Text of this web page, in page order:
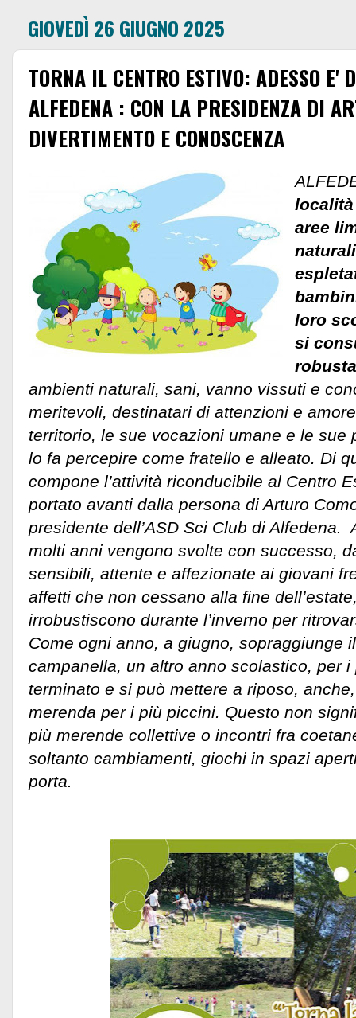
GIOVEDÌ 26 GIUGNO 2025
TORNA IL CENTRO ESTIVO: ADESSO E'
ALFEDENA : CON LA PRESIDENZA DI
DIVERTIMENTO E CONOSCENZA
aree
loro
si
ambienti naturali, sani, vanno vissuti e
meritevoli, destinatari di attenzioni e
territorio, le sue vocazioni umane e le sue
lo fa percepire come fratello e alleato. Di
compone l’attività riconducibile al Centro
portato avanti dalla persona di Arturo
presidente dell’ASD Sci Club di Alfedena.
molti anni vengono svolte con successo,
sensibili, attente e affezionate ai giovani
affetti che non cessano alla fine
irrobustiscono durante l’inverno per
Come ogni anno, a giugno, sopraggiunge
campanella, un altro anno scolastico, per
terminato e si può mettere a riposo,
merenda per i più piccini. Questo non
più merende collettive o incontri fra
soltanto cambiamenti, giochi in spazi
porta.